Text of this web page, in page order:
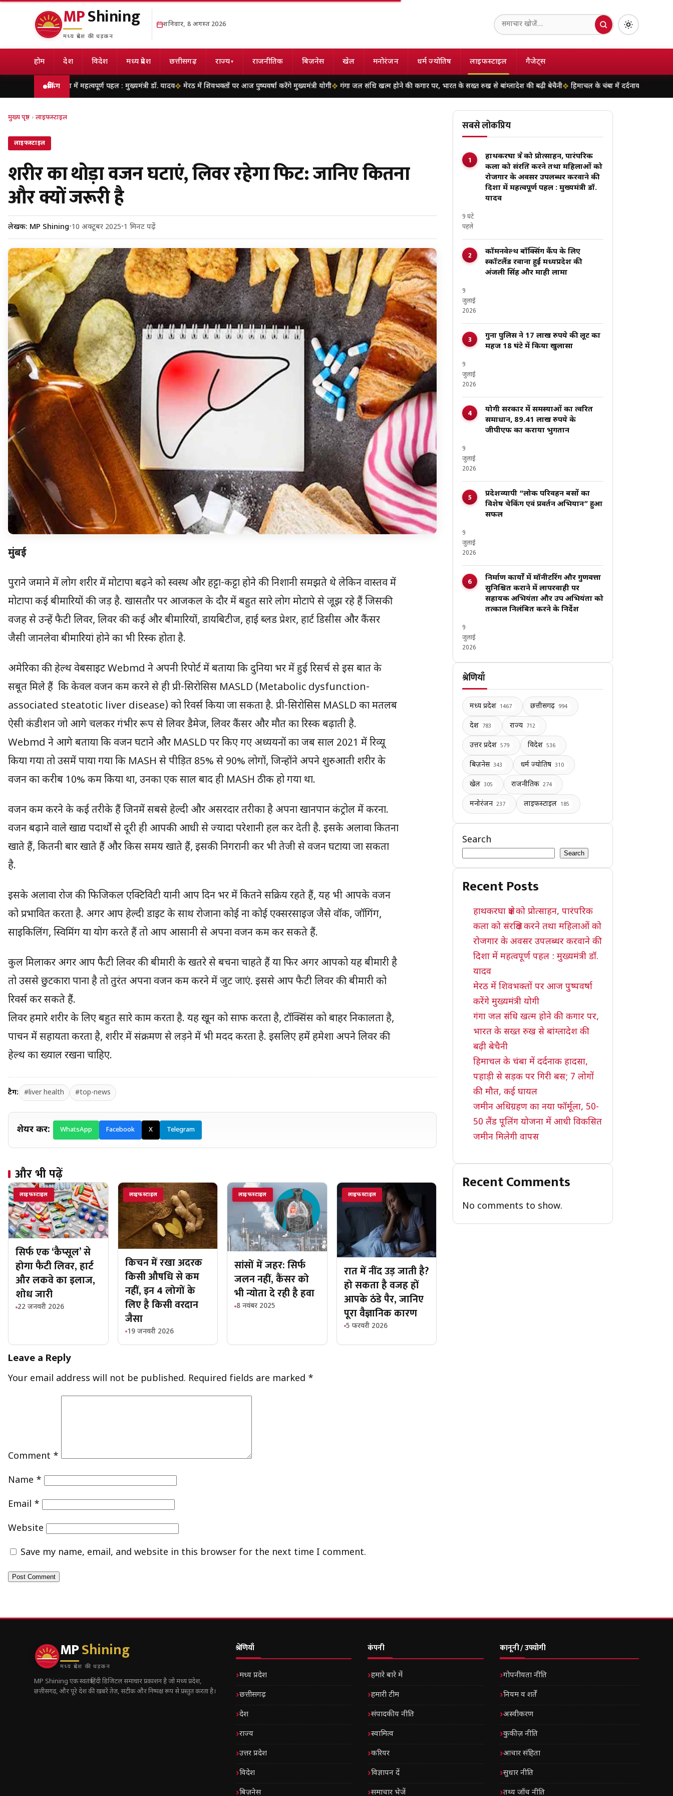
MPShining
मध्य प्रदेश की धड़कन
शनिवार, 8 अगस्त 2026
होम देश विदेश मध्य प्रदेश छत्तीसगढ़ राज्य▾ राजनीतिक बिज़नेस खेल मनोरंजन धर्म ज्योतिष लाइफस्टाइल गैजेट्स
ब्रेकिंग
दिशा में महत्वपूर्ण पहल : मुख्यमंत्री डॉ. यादव मेरठ में शिवभक्तों पर आज पुष्पवर्षा करेंगे मुख्यमंत्री योगी गंगा जल संधि खत्म होने की कगार पर, भारत के सख्त रुख से बांग्लादेश की बढ़ी बेचैनी हिमाचल के चंबा में दर्दनाक हादसा, पहाड़ी से सड़क पर
मुख्य पृष्ठ › लाइफस्टाइल
लाइफस्टाइल
शरीर का थोड़ा वजन घटाएं, लिवर रहेगा फिट: जानिए कितना
और क्यों जरूरी है
लेखक: MP Shining•10 अक्टूबर 2025•1 मिनट पढ़ें
मुंबई
पुराने जमाने में लोग शरीर में मोटापा बढ़ने को स्वस्थ और हट्टा-कट्टा होने की निशानी समझते थे लेकिन वास्तव में
मोटापा कई बीमारियों की जड़ है. खासतौर पर आजकल के दौर में बहुत सारे लोग मोटापे से जूझ रहे हैं जिसकी
वजह से उन्हें फैटी लिवर, लिवर की कई और बीमारियों, डायबिटीज, हाई ब्लड प्रेशर, हार्ट डिसीस और कैंसर
जैसी जानलेवा बीमारियां होने का भी रिस्क होता है.
अमेरिका की हेल्थ वेबसाइट Webmd ने अपनी रिपोर्ट में बताया कि दुनिया भर में हुई रिसर्च से इस बात के
सबूत मिले हैं कि केवल वजन कम करने से ही प्री-सिरोसिस MASLD (Metabolic dysfunction-
associated steatotic liver disease) को रिवर्स किया जा सकता है. प्री-सिरोसिस MASLD का मतलब
ऐसी कंडीशन जो आगे चलकर गंभीर रूप से लिवर डैमेज, लिवर कैंसर और मौत का रिस्क बढ़ाती है.
Webmd ने आगे बताया कि वजन घटाने और MASLD पर किए गए अध्ययनों का जब साल 2021 में रिव्यू
किया गया तो उसमें पाया गया कि MASH से पीड़ित 85% से 90% लोगों, जिन्होंने अपने शुरुआती शरीर के
वजन का करीब 10% कम किया था, उनका एक साल बाद ही MASH ठीक हो गया था.
वजन कम करने के कई तरीके हैं जिनमें सबसे हेल्दी और असरदार तरीका है अपना खानपान कंट्रोल में करना.
वजन बढ़ाने वाले खाद्य पदार्थों से दूरी ही आपकी आधी से ज्यादा परेशानी हल कर देती है. इसके अलावा कितना
खाते हैं, कितनी बार खाते हैं और किस समय खाते हैं, इसकी निगरानी कर भी तेजी से वजन घटाया जा सकता
है.
इसके अलावा रोज की फिजिकल एक्टिविटी यानी आप दिन भर में कितने सक्रिय रहते हैं, यह भी आपके वजन
को प्रभावित करता है. अगर आप हेल्दी डाइट के साथ रोजाना कोई ना कोई एक्सरसाइज जैसे वॉक, जॉगिंग,
साइकिलिंग, स्विमिंग या योग करते हैं तो आप आसानी से अपना वजन कम कर सकते हैं.
कुल मिलाकर अगर आप फैटी लिवर की बीमारी के खतरे से बचना चाहते हैं या फिर अगर आपको यह बीमारी है
तो उससे छुटकारा पाना है तो तुरंत अपना वजन कम करने में जुट जाएं. इससे आप फैटी लिवर की बीमारी को
रिवर्स कर सकते हैं.
लिवर हमारे शरीर के लिए बहुत सारे काम करता है. यह खून को साफ करता है, टॉक्सिंस को बाहर निकालता है,
पाचन में सहायता करता है, शरीर में संक्रमण से लड़ने में भी मदद करता है. इसलिए हमें हमेशा अपने लिवर की
हेल्थ का ख्याल रखना चाहिए.
टैग: #liver health #top-news
शेयर करें: WhatsApp Facebook X Telegram
और भी पढ़ें
लाइफस्टाइल
सिर्फ एक ‘कैप्सूल’ से
होगा फैटी लिवर, हार्ट
और लकवे का इलाज,
शोध जारी
22 जनवरी 2026
लाइफस्टाइल
किचन में रखा अदरक
किसी औषधि से कम
नहीं, इन 4 लोगों के
लिए है किसी वरदान
जैसा
19 जनवरी 2026
लाइफस्टाइल
सांसों में जहर: सिर्फ
जलन नहीं, कैंसर को
भी न्योता दे रही है हवा
8 नवंबर 2025
लाइफस्टाइल
रात में नींद उड़ जाती है?
हो सकता है वजह हों
आपके ठंडे पैर, जानिए
पूरा वैज्ञानिक कारण
5 फरवरी 2026
Leave a Reply
Your email address will not be published. Required fields are marked *
Comment *
Name *
Email *
Website
Save my name, email, and website in this browser for the next time I comment.
सबसे लोकप्रिय
हाथकरघा क्षेत्र को प्रोत्साहन, पारंपरिक
कला को संरक्षित करने तथा महिलाओं को
रोजगार के अवसर उपलब्धर करवाने की
दिशा में महत्वपूर्ण पहल : मुख्यमंत्री डॉ.
यादव
9 घंटे
पहले
कॉमनवेल्थ बॉक्सिंग कैंप के लिए
स्कॉटलैंड रवाना हुईं मध्यप्रदेश की
अंजली सिंह और माही लामा
9
जुलाई
2026
गुना पुलिस ने 17 लाख रुपये की लूट का
महज 18 घंटे में किया खुलासा
9
जुलाई
2026
योगी सरकार में समस्याओं का त्वरित
समाधान, 89.41 लाख रुपये के
जीपीएफ का कराया भुगतान
9
जुलाई
2026
प्रदेशव्यापी “लोक परिवहन बसों का
विशेष चेकिंग एवं प्रवर्तन अभियान” हुआ
सफल
9
जुलाई
2026
निर्माण कार्यों में मॉनीटरिंग और गुणवत्ता
सुनिश्चित कराने में लापरवाही पर
सहायक अभियंता और उप अभियंता को
तत्काल निलंबित करने के निर्देश
9
जुलाई
2026
श्रेणियाँ
मध्य प्रदेश 1467 छत्तीसगढ़ 994
देश 783 राज्य 712
उत्तर प्रदेश 579 विदेश 536
बिज़नेस 343 धर्म ज्योतिष 310
खेल 305 राजनीतिक 274
मनोरंजन 237 लाइफस्टाइल 185
Search
Search
Recent Posts
हाथकरघा क्षेत्र को प्रोत्साहन, पारंपरिक
कला को संरक्षित करने तथा महिलाओं को
रोजगार के अवसर उपलब्धर करवाने की
दिशा में महत्वपूर्ण पहल : मुख्यमंत्री डॉ.
यादव
मेरठ में शिवभक्तों पर आज पुष्पवर्षा
करेंगे मुख्यमंत्री योगी
गंगा जल संधि खत्म होने की कगार पर,
भारत के सख्त रुख से बांग्लादेश की
बढ़ी बेचैनी
हिमाचल के चंबा में दर्दनाक हादसा,
पहाड़ी से सड़क पर गिरी बस; 7 लोगों
की मौत, कई घायल
जमीन अधिग्रहण का नया फॉर्मूला, 50-
50 लैंड पूलिंग योजना में आधी विकसित
जमीन मिलेगी वापस
Recent Comments
No comments to show.
MPShining
मध्य प्रदेश की धड़कन
MP Shining एक स्वतंत्र हिंदी डिजिटल समाचार प्रकाशन है जो मध्य प्रदेश,
छत्तीसगढ़, और पूरे देश की ख़बरें तेज़, सटीक और निष्पक्ष रूप से प्रस्तुत करता है।
श्रेणियाँ
मध्य प्रदेश
छत्तीसगढ़
देश
राज्य
उत्तर प्रदेश
विदेश
बिज़नेस
कंपनी
हमारे बारे में
हमारी टीम
संपादकीय नीति
स्वामित्व
करियर
विज्ञापन दें
समाचार भेजें
कानूनी / उपयोगी
गोपनीयता नीति
नियम व शर्तें
अस्वीकरण
कुकीज़ नीति
आचार संहिता
सुधार नीति
तथ्य जाँच नीति